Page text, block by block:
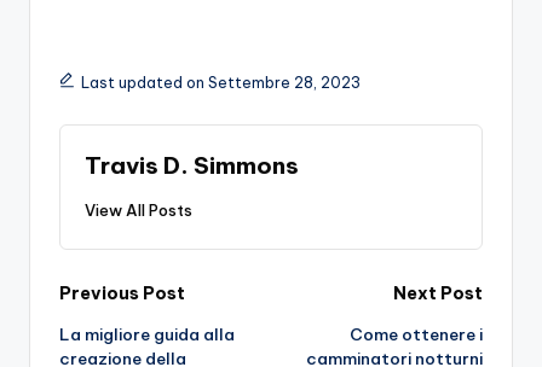
Last updated on Settembre 28, 2023
Travis D. Simmons
View All Posts
Post
navigation
Previous Post
La migliore guida alla
creazione della
Next Post
Come ottenere i
camminatori notturni